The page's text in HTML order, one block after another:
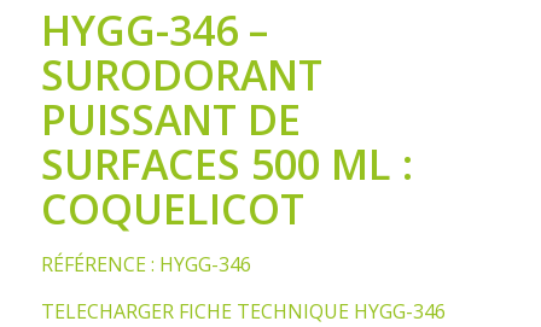
HYGG-346 –
SURODORANT
PUISSANT DE
SURFACES 500 ML :
COQUELICOT
RÉFÉRENCE : HYGG-346
TELECHARGER FICHE TECHNIQUE HYGG-346